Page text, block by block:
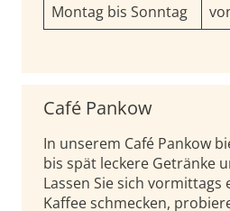
Montag bis Sonntag
Café Pankow
In unserem Café Pankow
bis spät leckere Getränke
Lassen Sie sich
Kaffee schmecken,